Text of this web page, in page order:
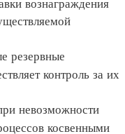
резервные
контроль за их
невозможности
косвенными